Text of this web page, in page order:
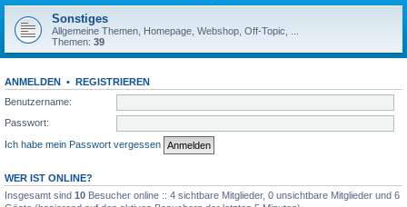
Sonstiges
Allgemeine Themen, Homepage, Webshop, Off-Topic, ...
Themen: 39
ANMELDEN • REGISTRIEREN
Benutzername:
Passwort:
Ich habe mein Passwort vergessen
WER IST ONLINE?
Insgesamt sind 10 Besucher online :: 4 sichtbare Mitglieder, 0 unsichtbare Mitglieder und 6